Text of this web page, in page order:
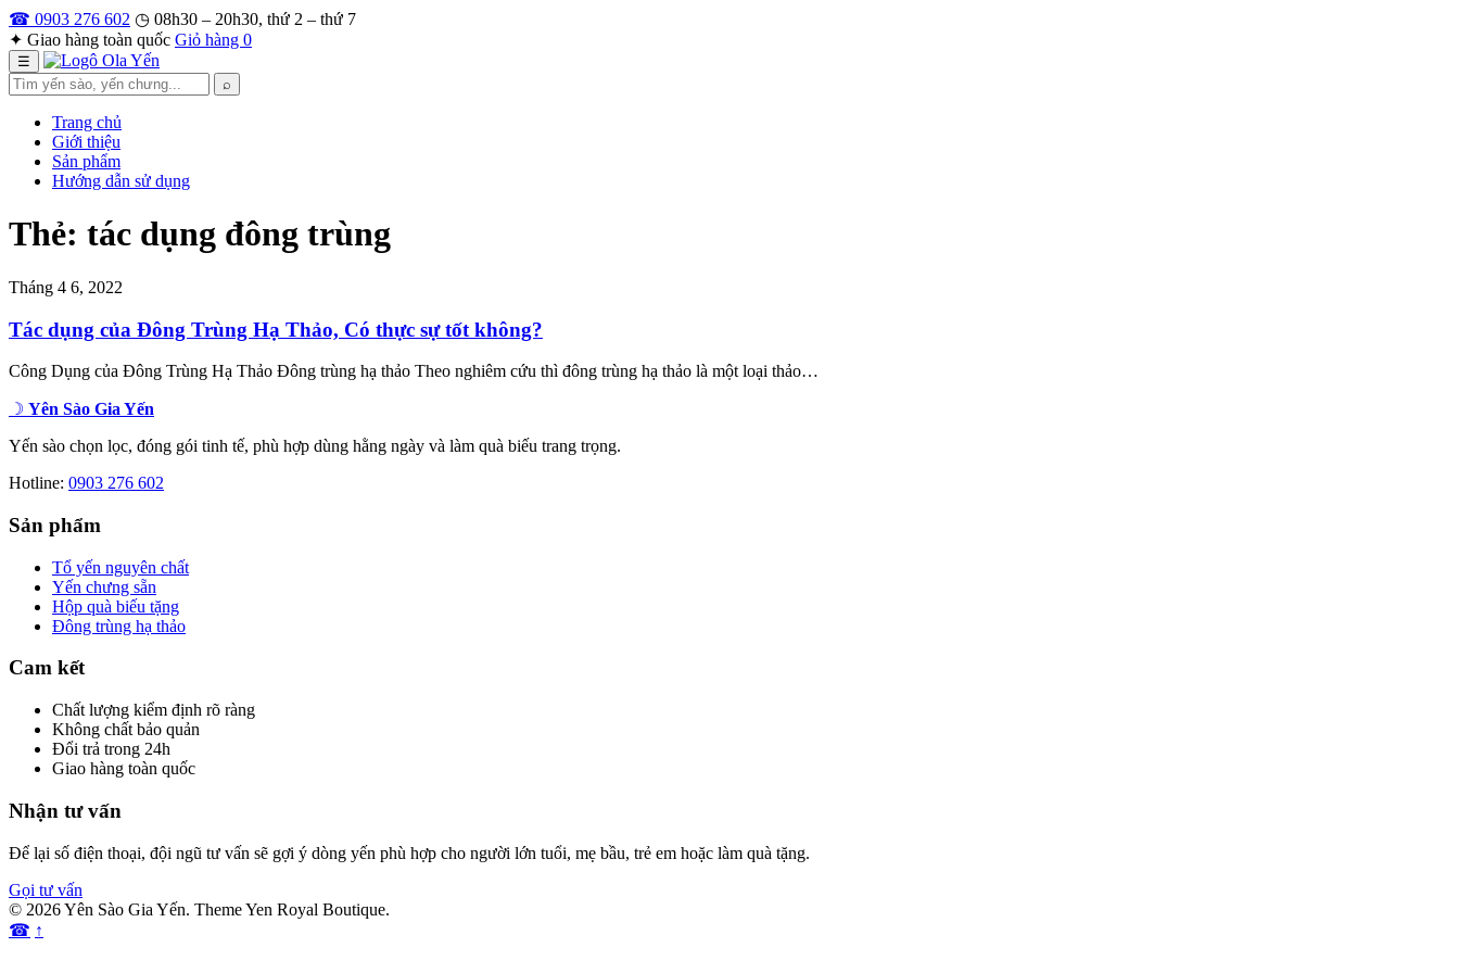
Bỏ
qua
nội
dung
☎ 0903 276 602 ◷ 08h30 – 20h30, thứ 2 – thứ 7
✦ Giao hàng toàn quốc Giỏ hàng 0
☰
Tìm
kiếm
⌕
Trang chủ
Giới thiệu
Sản phẩm
Hướng dẫn sử dụng
Thẻ: tác dụng đông trùng
Tháng 4 6, 2022
Tác dụng của Đông Trùng Hạ Thảo, Có thực sự tốt không?
Công Dụng của Đông Trùng Hạ Thảo Đông trùng hạ thảo Theo nghiêm cứu thì đông trùng hạ thảo là một loại thảo…
☽ Yên Sào Gia Yến
Yến sào chọn lọc, đóng gói tinh tế, phù hợp dùng hằng ngày và làm quà biếu trang trọng.
Hotline: 0903 276 602
Sản phẩm
Tổ yến nguyên chất
Yến chưng sẵn
Hộp quà biếu tặng
Đông trùng hạ thảo
Cam kết
Chất lượng kiểm định rõ ràng
Không chất bảo quản
Đổi trả trong 24h
Giao hàng toàn quốc
Nhận tư vấn
Để lại số điện thoại, đội ngũ tư vấn sẽ gợi ý dòng yến phù hợp cho người lớn tuổi, mẹ bầu, trẻ em hoặc làm quà tặng.
Gọi tư vấn
© 2026 Yên Sào Gia Yến. Theme Yen Royal Boutique.
☎ ↑